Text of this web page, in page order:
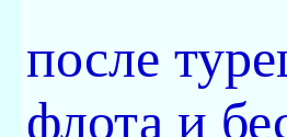
после
флота и